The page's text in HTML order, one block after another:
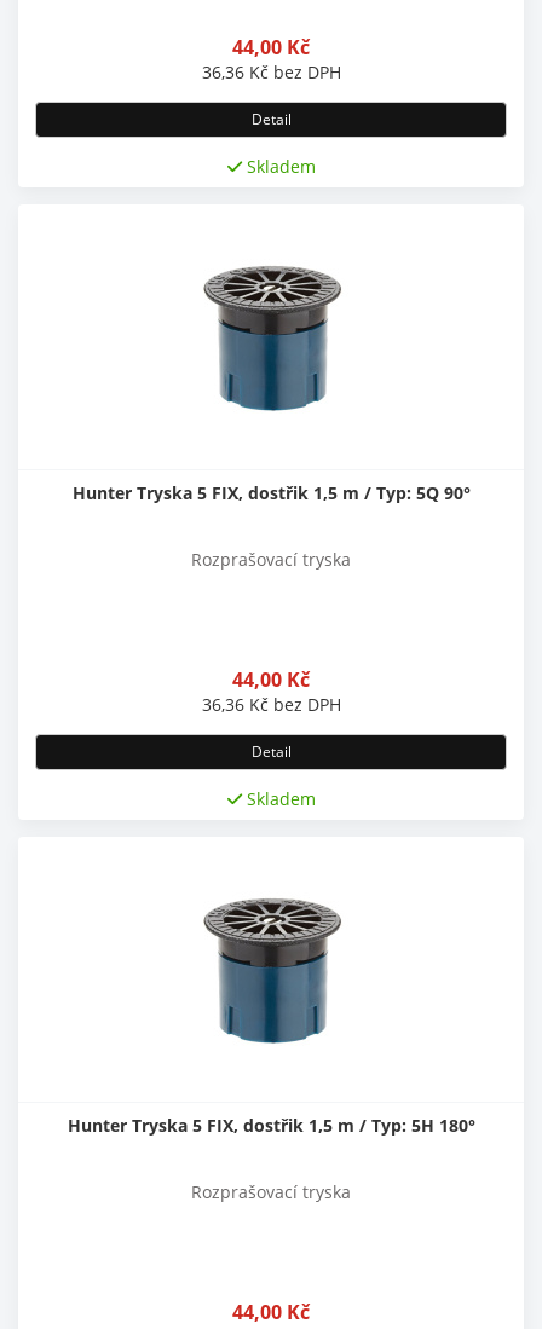
44,00 Kč
36,36 Kč bez DPH
Detail
Skladem
Hunter Tryska 5 FIX, dostřik 1,5 m / Typ: 5Q 90°
Rozprašovací tryska
44,00 Kč
36,36 Kč bez DPH
Detail
Skladem
Hunter Tryska 5 FIX, dostřik 1,5 m / Typ: 5H 180°
Rozprašovací tryska
44,00 Kč